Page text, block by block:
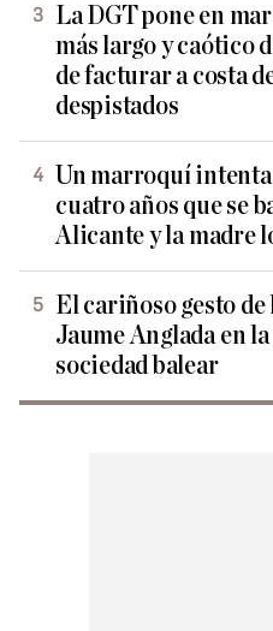
La DGT pone en
más largo y caótico
de facturar a costa
despistados
Un marroquí
cuatro años que se
Alicante y la madre
El cariñoso gesto
Jaume Anglada en
sociedad balear